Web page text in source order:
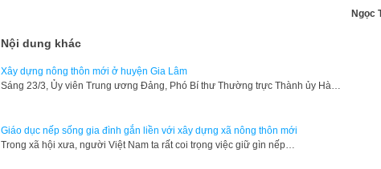
Ngọc
Nội dung khác
Xây dựng nông thôn mới ở huyện Gia Lâm
Sáng 23/3, Ủy viên Trung ương Đảng, Phó Bí thư Thường trực Thành ủy Hà…
Giáo dục nếp sống gia đình gắn liền với xây dựng xã nông thôn mới
​Trong xã hội xưa, người Việt Nam ta rất coi trọng việc giữ gìn nếp…